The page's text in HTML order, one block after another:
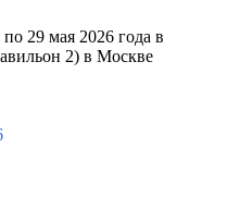
29 мая 2026 года в
2) в Москве